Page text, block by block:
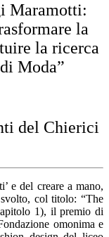
Maramotti:
la
la ricerca
Moda”
del Chierici
e del creare a mano,
col titolo: “The
1), il premio di
omonima e